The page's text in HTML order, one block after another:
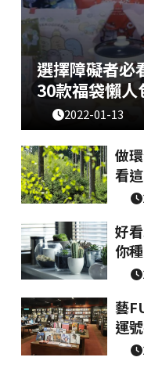
選擇障礙者必
30款福袋懶人
2022-01-13
做
看
好
你
藝
運